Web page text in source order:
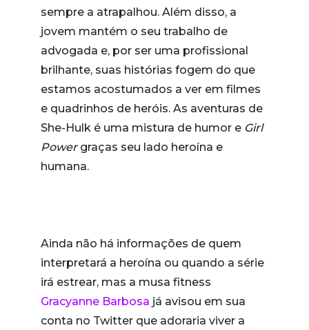
sempre a atrapalhou. Além disso, a
jovem mantém o seu trabalho de
advogada e, por ser uma profissional
brilhante, suas histórias fogem do que
estamos acostumados a ver em filmes
e quadrinhos de heróis. As aventuras de
She-Hulk é uma mistura de humor e Girl
Power graças seu lado heroína e
humana.
Ainda não há informações de quem
interpretará a heroína ou quando a série
irá estrear, mas a musa fitness
Gracyanne Barbosa já avisou em sua
conta no Twitter que adoraria viver a